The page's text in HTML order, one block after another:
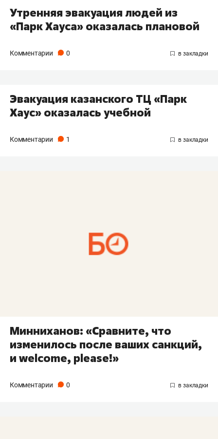
Утренняя эвакуация людей из
«Парк Хауса» оказалась плановой
Комментарии 0
Эвакуация казанского ТЦ «Парк
Хаус» оказалась учебной
Комментарии 1
Минниханов: «Сравните, что
изменилось после ваших санкций,
и welcome, please!»
Комментарии 0